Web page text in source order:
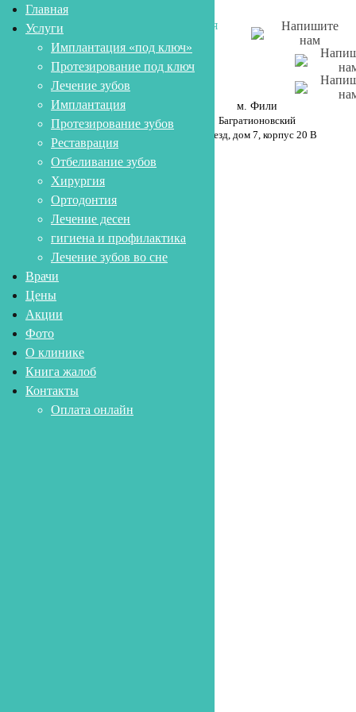
стоматология
8 (499) 394-77-76
8 (800) 500-42-81
Заказать звонок
м. Фили
Багратионовский
проезд, дом 7, корпус 20 В
Напишите
нам
Главная
Услуги
Имплантация «под ключ»
Протезирование под ключ
Лечение зубов
Имплантация
Протезирование зубов
Реставрация
Отбеливание зубов
Хирургия
Ортодонтия
Лечение десен
гигиена и профилактика
Лечение зубов во сне
Врачи
Цены
Акции
Фото
О клинике
Книга жалоб
Контакты
Оплата онлайн